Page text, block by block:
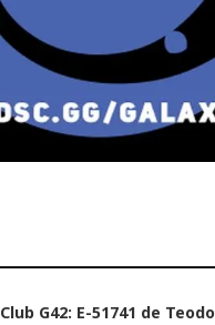
Club G42: E-51741 de